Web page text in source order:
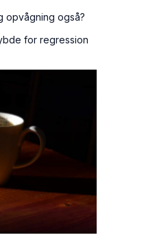
opvågning også?
for regression